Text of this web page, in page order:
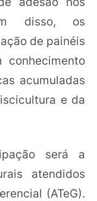
disso, os
de painéis
conhecimento
acumuladas
e da
será a
atendidos
(ATeG).